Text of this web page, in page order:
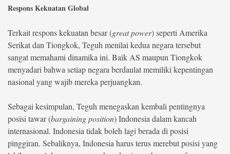
Respons Kekuatan Global
Terkait respons kekuatan besar (great power) seperti Amerika
Serikat dan Tiongkok, Teguh menilai kedua negara tersebut
sangat memahami dinamika ini. Baik AS maupun Tiongkok
menyadari bahwa setiap negara berdaulat memiliki kepentingan
nasional yang wajib mereka perjuangkan.
Sebagai kesimpulan, Teguh menegaskan kembali pentingnya
posisi tawar (bargaining position) Indonesia dalam kancah
internasional. Indonesia tidak boleh lagi berada di posisi
pinggiran. Sebaliknya, Indonesia harus terus merebut posisi yang